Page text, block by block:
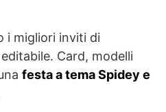
i migliori inviti di
Card, modelli
festa a tema Spidey e